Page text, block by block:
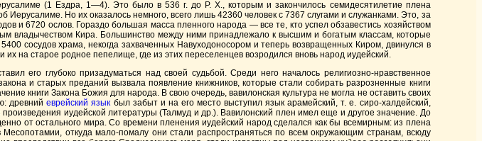
(1 Ездра, 1—4). Это было в 536 г. до Р. X., которым и закончилось семидесятилетие плена
Иерусалиме. Но их оказалось немного, всего лишь 42360 человек с 7367 слугами и служанками. Это, за
6720 ослов. Гораздо большая масса пленного народа — все те, кто успел обзавестись хозяйством
владычеством Кира. Большинство между ними принадлежало к высшим и богатым классам, которые
сосудов храма, некогда захваченных Навуходоносором и теперь возвращенных Киром, двинулся в
на старое родное пепелище, где из этих переселенцев возродился вновь народ иудейский.
его глубоко призадуматься над своей судьбой. Среди него началось религиозно-нравственное
и старых преданий вызвала появление книжников, которые стали собирать разрозненные книги
книги Закона Божия для народа. В свою очередь, вавилонская культура не могла не оставить своих
древнийеврейский язык был забыт и на его место выступил язык арамейский, т. е. сиро-халдейский,
иудейской литературы (Талмуд и др.). Вавилонский плен имел еще и другое значение. До
от остального мира. Со времени пленения иудейский народ сделался как бы всемирным: из плена
Месопотамии, откуда мало-помалу они стали распространяться по всем окружающим странам, всюду